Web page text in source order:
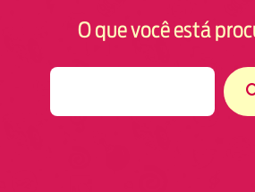
O que você está